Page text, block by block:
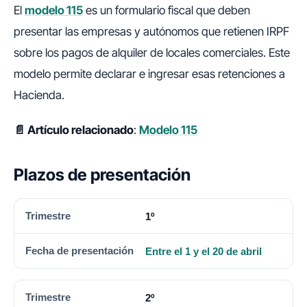
El modelo 115 es un formulario fiscal que deben
presentar las empresas y autónomos que retienen IRPF
sobre los pagos de alquiler de locales comerciales. Este
modelo permite declarar e ingresar esas retenciones a
Hacienda.
📄 Artículo relacionado: Modelo 115
Plazos de presentación
TRIMESTRE FECHA DE PRESENTACIÓN
1º
Entre el 1 y el 20 de abril
2º